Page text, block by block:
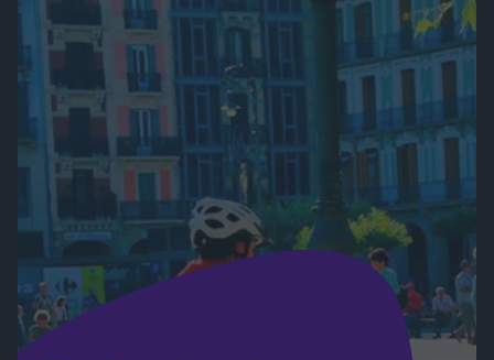
zakątku nad Adriatykiem, jakie są
dostępne opcje oraz na co zwrócić
uwagę. Sprawdź nasze porady i
rozpocznij swoją żeglarską przygodę